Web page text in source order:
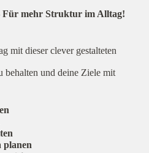
Für mehr Struktur im Alltag!
mit dieser clever gestalteten
behalten und deine Ziele mit
planen